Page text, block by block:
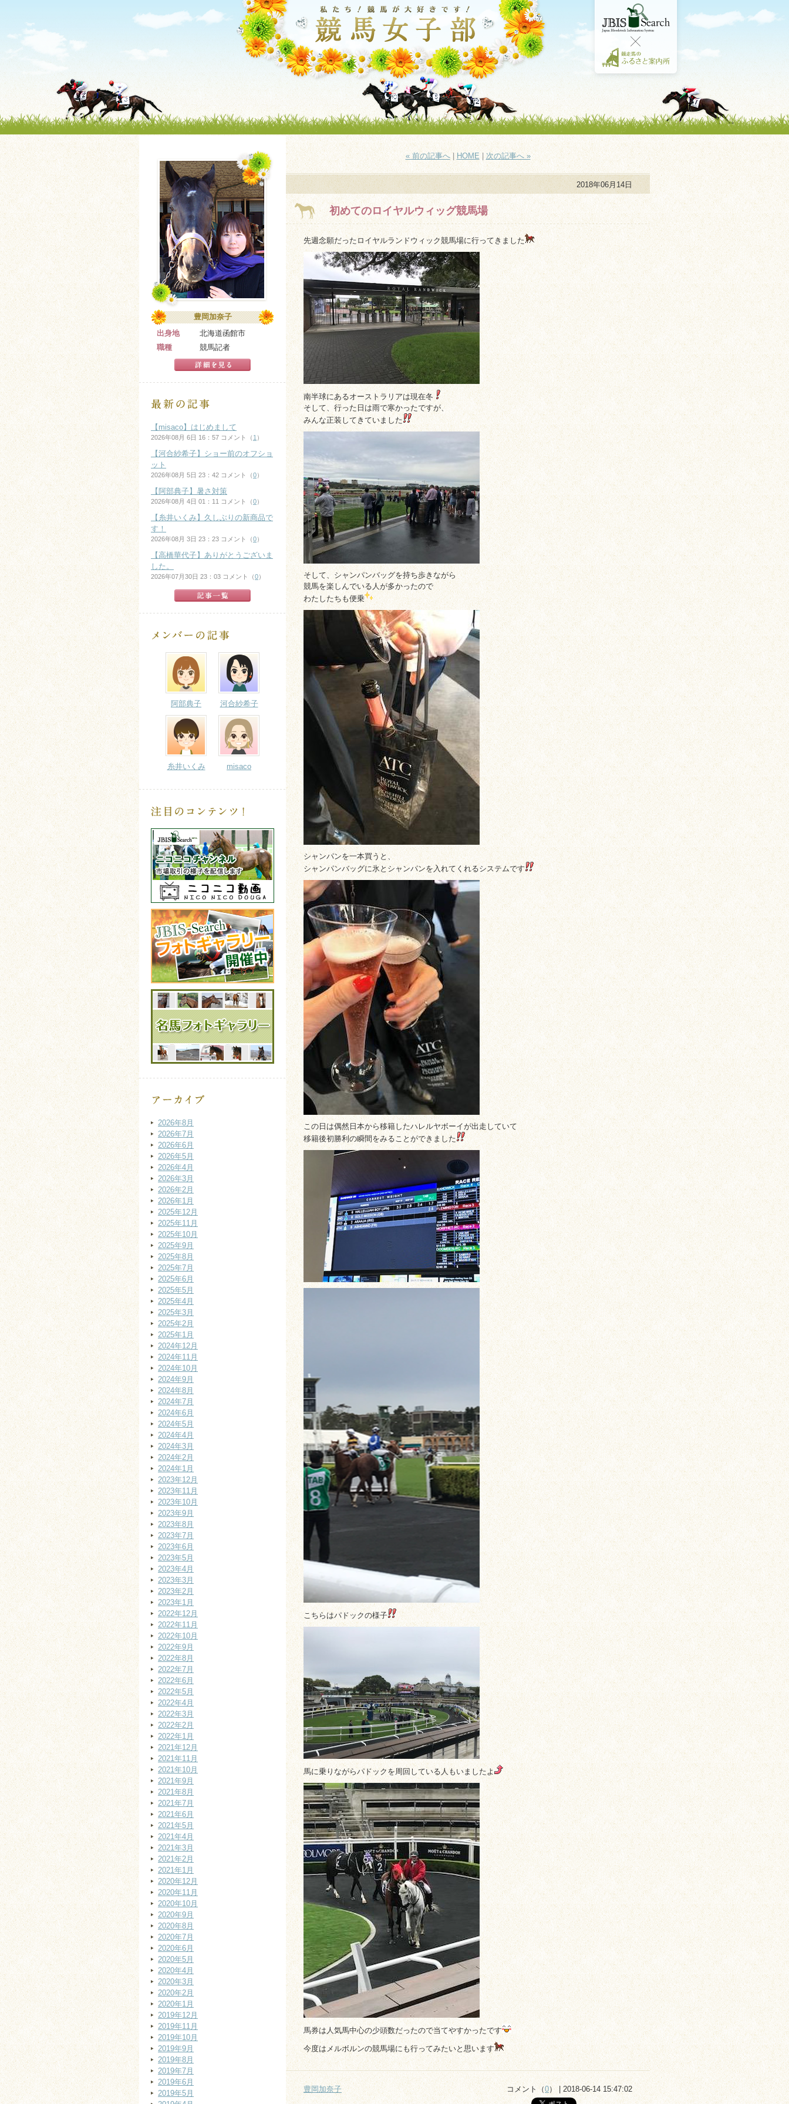
« 前の記事へ| HOME| 次の記事へ »
2018年06月14日
初めてのロイヤルウィッグ競馬場
先週念願だったロイヤルランドウィック競馬場に行ってきました
南半球にあるオーストラリアは現在冬
そして、行った日は雨で寒かったですが、
みんな正装してきていました
そして、シャンパンバッグを持ち歩きながら
競馬を楽しんでいる人が多かったので
わたしたちも便乗
シャンパンを一本買うと、
シャンパンバッグに氷とシャンパンを入れてくれるシステムです
この日は偶然日本から移籍したハレルヤボーイが出走していて
移籍後初勝利の瞬間をみることができました
こちらはパドックの様子
馬に乗りながらパドックを周回している人もいましたよ
馬券は人気馬中心の少頭数だったので当てやすかったです
今度はメルボルンの競馬場にも行ってみたいと思います
豊岡加奈子 コメント（0） | 2018-06-14 15:47:02
豊岡加奈子
出身地
北海道函館市
職種
競馬記者
【misaco】はじめまして
2026年08月 6日 16：57 コメント（ 1 ）
【河合紗希子】ショー前のオフショ
ット
2026年08月 5日 23：42 コメント（0）
【阿部典子】暑さ対策
2026年08月 4日 01：11 コメント（0）
【糸井いくみ】久しぶりの新商品で
す！
2026年08月 3日 23：23 コメント（0）
【高橋華代子】ありがとうございま
した。
2026年07月30日 23：03 コメント（0）
阿部典子 河合紗希子
糸井いくみ misaco
2026年8月
2026年7月
2026年6月
2026年5月
2026年4月
2026年3月
2026年2月
2026年1月
2025年12月
2025年11月
2025年10月
2025年9月
2025年8月
2025年7月
2025年6月
2025年5月
2025年4月
2025年3月
2025年2月
2025年1月
2024年12月
2024年11月
2024年10月
2024年9月
2024年8月
2024年7月
2024年6月
2024年5月
2024年4月
2024年3月
2024年2月
2024年1月
2023年12月
2023年11月
2023年10月
2023年9月
2023年8月
2023年7月
2023年6月
2023年5月
2023年4月
2023年3月
2023年2月
2023年1月
2022年12月
2022年11月
2022年10月
2022年9月
2022年8月
2022年7月
2022年6月
2022年5月
2022年4月
2022年3月
2022年2月
2022年1月
2021年12月
2021年11月
2021年10月
2021年9月
2021年8月
2021年7月
2021年6月
2021年5月
2021年4月
2021年3月
2021年2月
2021年1月
2020年12月
2020年11月
2020年10月
2020年9月
2020年8月
2020年7月
2020年6月
2020年5月
2020年4月
2020年3月
2020年2月
2020年1月
2019年12月
2019年11月
2019年10月
2019年9月
2019年8月
2019年7月
2019年6月
2019年5月